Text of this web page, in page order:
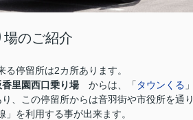
のご紹介
停留所は2カ所あります。
香里園西口乗り場からは、「 タウンくる
り、この停留所からは音羽街や市役所を
を利用する事が出来ます。